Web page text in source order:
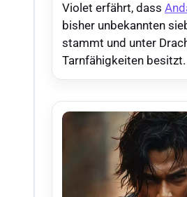
Violet erfährt, dass
bisher unbekannten
stammt und unter
Tarnfähigkeiten besitzt.